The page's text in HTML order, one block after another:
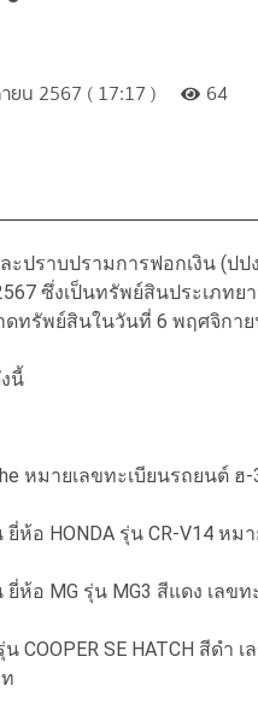
ยน 2567 ( 17:17 ) 64
ะปราบปรามการฟอกเงิน (ป
ซึ่งเป็นทรัพย์สินประเภท
ทรัพย์สินในวันที่ 6 พฤศจิกาย
นี้
หมายเลขทะเบียนรถยนต์ ฮ
ห้อ HONDA รุ่น CR-V14 หม
ห้อ MG รุ่น MG3 สีแดง เลข
SE HATCH สีดำ